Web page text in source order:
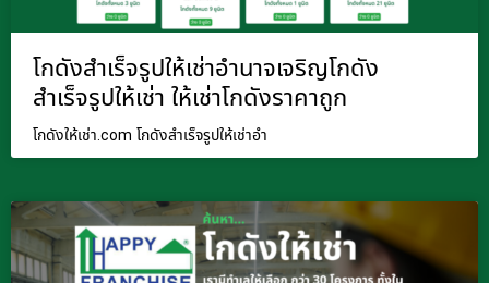
โกดังสำเร็จรูปให้เช่าอำนาจเจริญโกดัง
สำเร็จรูปให้เช่า ให้เช่าโกดังราคาถูก
โกดังให้เช่า.com โกดังสำเร็จรูปให้เช่าอำ